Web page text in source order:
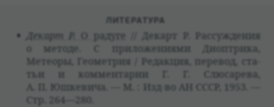
ЛИТЕ­РА­ТУРА
Декарт Р. О радуге // Декарт Р. Рас­суж­де­ния
о методе. С при­ложе­ни­ями Диоп­трика,
Метеоры, Геомет­рия / Редакция, пере­вод, ста­
тьи и коммен­та­рии Г. Г. Слю­са­рева,
А. П. Юшке­вича. — М. : Изд-во АН СССР, 1953. —
Стр. 264—280.